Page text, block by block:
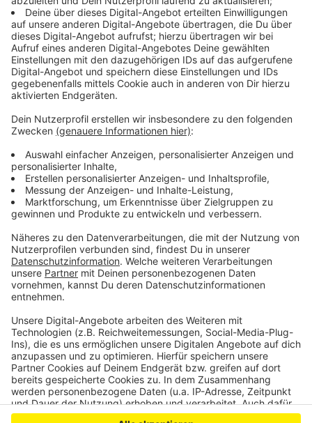
Anzeige
Anzeige
Geld wurde ausgegeben
Anzeige
Das Euskirchener Amtsgericht hat die Frau dafür zu
zwei Jahren Haft mit Bewährung verurteilt. Was mit
dem Geld passiert ist, ist unklar. Es ist nämlich weg.
Die Angeklagte sagte selbst, sie habe in Saus und
Braus gelebt, habe Mietrückstände bezahlt und sei mit
ihren Kindern Essen gewesen.
Anzeige
Anzeige